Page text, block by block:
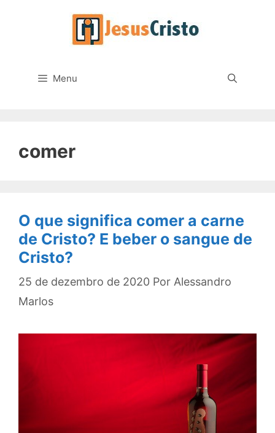
Menu
comer
O que significa comer a carne
de Cristo? E beber o sangue de
Cristo?
25 de dezembro de 2020 Por Alessandro
Marlos